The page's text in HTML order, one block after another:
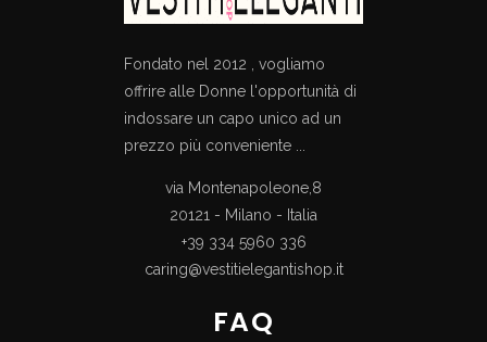
Fondato nel 2012 , vogliamo
offrire alle Donne l'opportunità di
indossare un capo unico ad un
prezzo più conveniente ...
via Montenapoleone,8
20121 - Milano - Italia
+39 334 5960 336
caring@vestitielegantishop.it
FAQ